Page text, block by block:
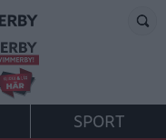
SPORT